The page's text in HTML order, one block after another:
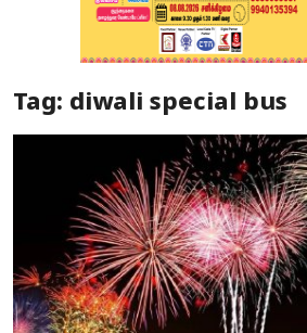
Special Story
Business
Crime
Tamilnadu
Tag: diwali special bus